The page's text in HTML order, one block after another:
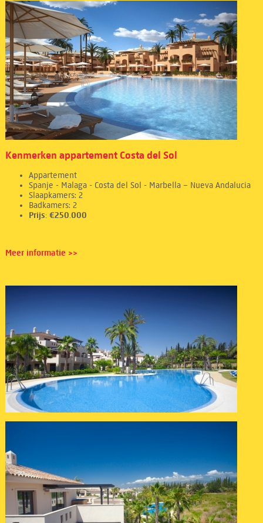
Kenmerken appartement Costa del Sol
Appartement
Spanje - Malaga - Costa del Sol - Marbella – Nueva Andalucia
Slaapkamers: 2
Badkamers: 2
Prijs: €250.000
Meer informatie >>